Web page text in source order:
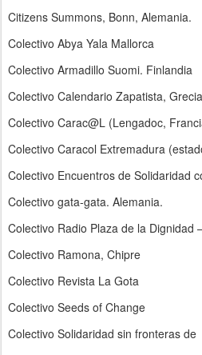
Citizens Summons, Bonn, Alemania.
Colectivo Abya Yala Mallorca
Colectivo Armadillo Suomi. Finlandia
Colectivo Calendario Zapatista, Grecia
Colectivo Carac@L (Lengadoc,
Colectivo Caracol Extremadura
Colectivo Encuentros de Solidaridad
Colectivo gata-gata. Alemania.
Colectivo Radio Plaza de la Dignidad
Colectivo Ramona, Chipre
Colectivo Revista La Gota
Colectivo Seeds of Change
Colectivo Solidaridad sin fronteras de